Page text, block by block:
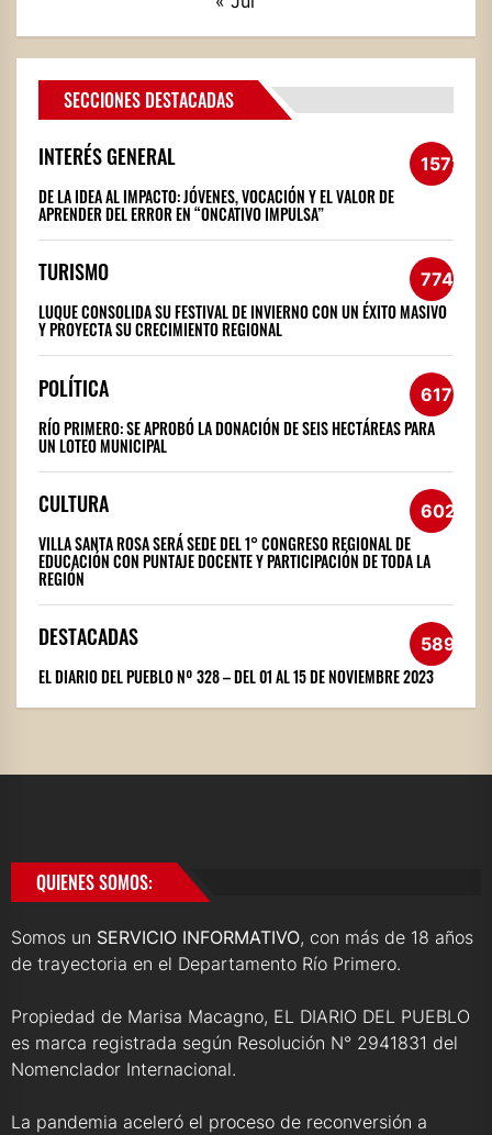
SECCIONES DESTACADAS
INTERÉS GENERAL 1572
DE LA IDEA AL IMPACTO: JÓVENES, VOCACIÓN Y EL VALOR DE
APRENDER DEL ERROR EN “ONCATIVO IMPULSA”
TURISMO 774
LUQUE CONSOLIDA SU FESTIVAL DE INVIERNO CON UN ÉXITO MASIVO
Y PROYECTA SU CRECIMIENTO REGIONAL
POLÍTICA 617
RÍO PRIMERO: SE APROBÓ LA DONACIÓN DE SEIS HECTÁREAS PARA
UN LOTEO MUNICIPAL
CULTURA 602
VILLA SANTA ROSA SERÁ SEDE DEL 1° CONGRESO REGIONAL DE
EDUCACIÓN CON PUNTAJE DOCENTE Y PARTICIPACIÓN DE TODA LA
REGIÓN
DESTACADAS 589
EL DIARIO DEL PUEBLO Nº 328 – DEL 01 AL 15 DE NOVIEMBRE 2023
QUIENES SOMOS:
Somos un SERVICIO INFORMATIVO, con más de 18 años
de trayectoria en el Departamento Río Primero.
Propiedad de Marisa Macagno, EL DIARIO DEL PUEBLO
es marca registrada según Resolución N° 2941831 del
Nomenclador Internacional.
La pandemia aceleró el proceso de reconversión a